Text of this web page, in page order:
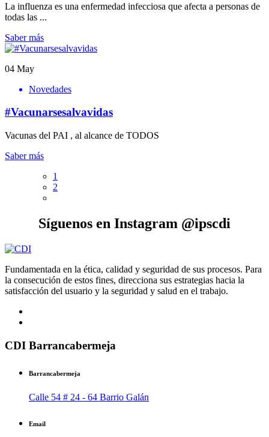
La influenza es una enfermedad infecciosa que afecta a personas de
todas las ...
Saber más
04 May
Novedades
#Vacunarsesalvavidas
Vacunas del PAI , al alcance de TODOS
Saber más
1
2
Síguenos en Instagram @ipscdi
Fundamentada en la ética, calidad y seguridad de sus procesos. Para
la consecución de estos fines, direcciona sus estrategias hacia la
satisfacción del usuario y la seguridad y salud en el trabajo.
CDI Barrancabermeja
Barrancabermeja
Calle 54 # 24 - 64 Barrio Galán
Email